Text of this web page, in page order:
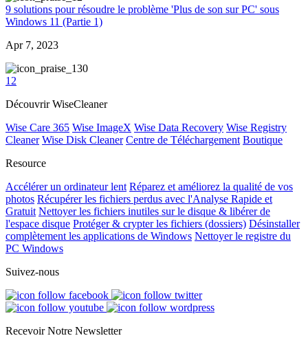
9 solutions pour résoudre le problème 'Plus de son sur PC' sous
Windows 11 (Partie 1)
Apr 7, 2023
30
1 2
Découvrir WiseCleaner
Wise Care 365 Wise ImageX Wise Data Recovery Wise Registry
Cleaner Wise Disk Cleaner Centre de Téléchargement Boutique
Resource
Accélérer un ordinateur lent Réparez et améliorez la qualité de vos
photos Récupérer les fichiers perdus avec l'Analyse Rapide et
Gratuit Nettoyer les fichiers inutiles sur le disque & libérer de
l'espace disque Protéger & crypter les fichiers (dossiers) Désinstaller
complètement les applications de Windows Nettoyer le registre du
PC Windows
Suivez-nous
Recevoir Notre Newsletter